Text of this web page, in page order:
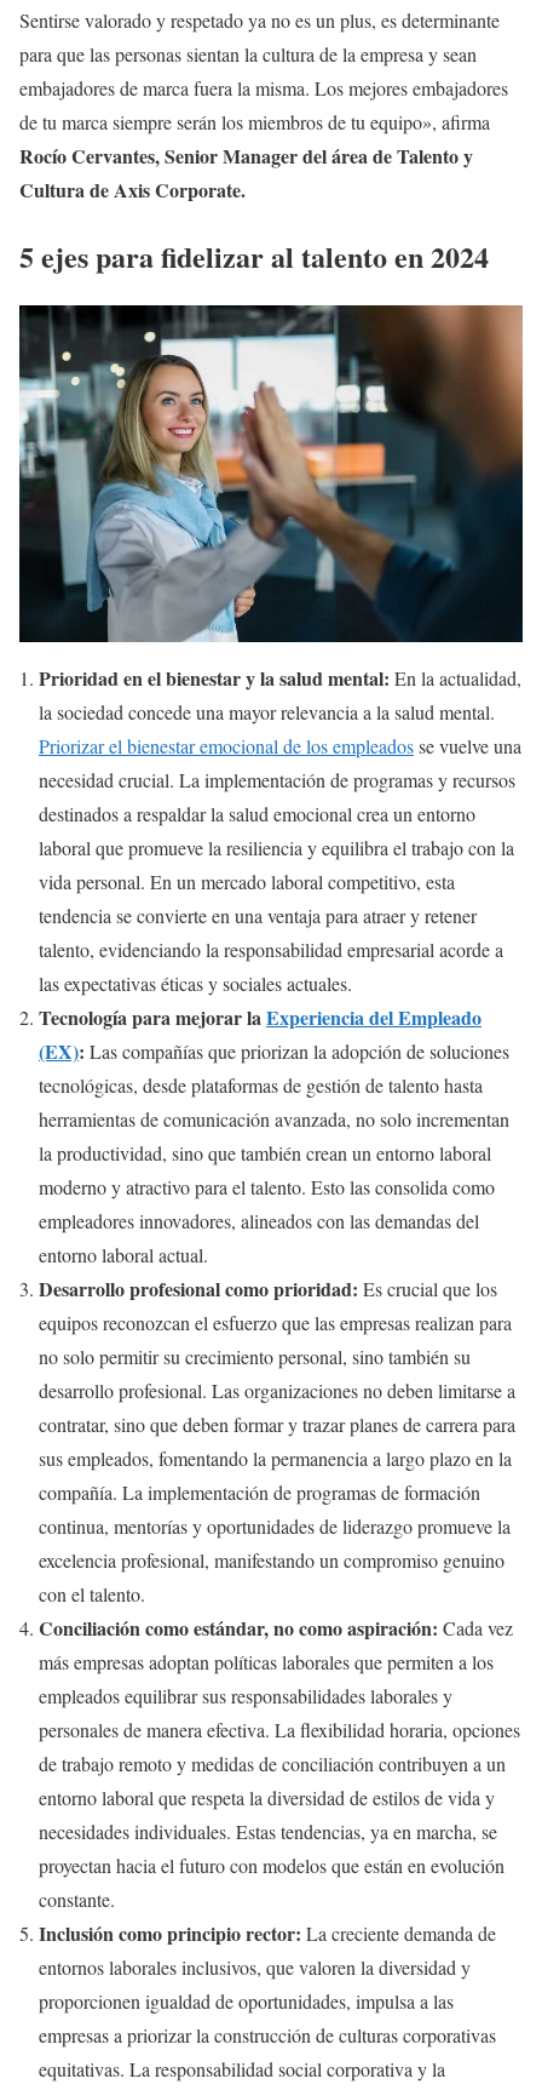
Sentirse valorado y respetado ya no es un plus, es determinante
para que las personas sientan la cultura de la empresa y sean
embajadores de marca fuera la misma. Los mejores embajadores
de tu marca siempre serán los miembros de tu equipo», afirma
Rocío Cervantes, Senior Manager del área de Talento y
Cultura de Axis Corporate.
5 ejes para fidelizar al talento en 2024
Prioridad en el bienestar y la salud mental: En la actualidad,
la sociedad concede una mayor relevancia a la salud mental.
Priorizar el bienestar emocional de los empleadosse vuelve una
necesidad crucial. La implementación de programas y recursos
destinados a respaldar la salud emocional crea un entorno
laboral que promueve la resiliencia y equilibra el trabajo con la
vida personal. En un mercado laboral competitivo, esta
tendencia se convierte en una ventaja para atraer y retener
talento, evidenciando la responsabilidad empresarial acorde a
las expectativas éticas y sociales actuales.
Tecnología para mejorar laExperiencia del Empleado
(EX): Las compañías que priorizan la adopción de soluciones
tecnológicas, desde plataformas de gestión de talento hasta
herramientas de comunicación avanzada, no solo incrementan
la productividad, sino que también crean un entorno laboral
moderno y atractivo para el talento. Esto las consolida como
empleadores innovadores, alineados con las demandas del
entorno laboral actual.
Desarrollo profesional como prioridad: Es crucial que los
equipos reconozcan el esfuerzo que las empresas realizan para
no solo permitir su crecimiento personal, sino también su
desarrollo profesional. Las organizaciones no deben limitarse a
contratar, sino que deben formar y trazar planes de carrera para
sus empleados, fomentando la permanencia a largo plazo en la
compañía. La implementación de programas de formación
continua, mentorías y oportunidades de liderazgo promueve la
excelencia profesional, manifestando un compromiso genuino
con el talento.
Conciliación como estándar, no como aspiración: Cada vez
más empresas adoptan políticas laborales que permiten a los
empleados equilibrar sus responsabilidades laborales y
personales de manera efectiva. La flexibilidad horaria, opciones
de trabajo remoto y medidas de conciliación contribuyen a un
entorno laboral que respeta la diversidad de estilos de vida y
necesidades individuales. Estas tendencias, ya en marcha, se
proyectan hacia el futuro con modelos que están en evolución
constante.
Inclusión como principio rector: La creciente demanda de
entornos laborales inclusivos, que valoren la diversidad y
proporcionen igualdad de oportunidades, impulsa a las
empresas a priorizar la construcción de culturas corporativas
equitativas. La responsabilidad social corporativa y la